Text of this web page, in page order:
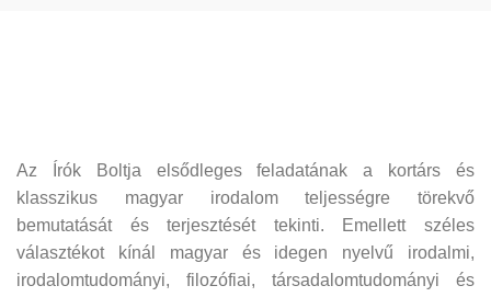
Az Írók Boltja elsődleges feladatának a kortárs és
klasszikus magyar irodalom teljességre törekvő
bemutatását és terjesztését tekinti. Emellett széles
választékot kínál magyar és idegen nyelvű irodalmi,
irodalomtudományi, filozófiai, társadalomtudományi és